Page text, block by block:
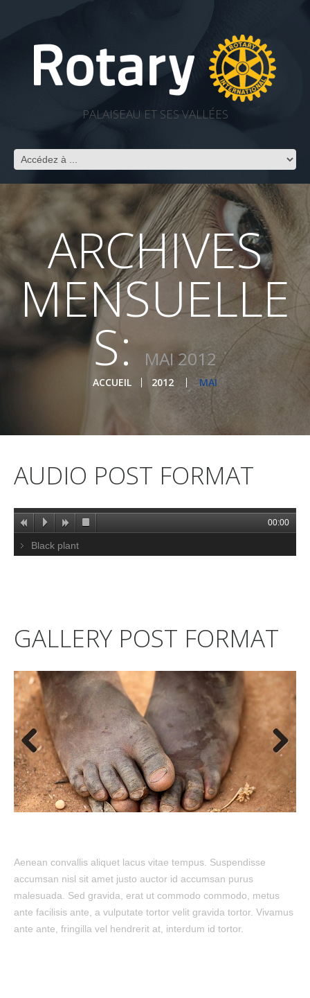
PALAISEAU ET SES VALLÉES
ARCHIVES
MENSUELLE
S: MAI 2012
ACCUEIL 2012 MAI
AUDIO POST FORMAT
00:00
Black plant
GALLERY POST FORMAT
Previous
Aenean convallis aliquet lacus vitae tempus. Suspendisse
accumsan nisl sit amet justo auctor id accumsan purus
malesuada. Sed gravida, erat ut commodo commodo, metus
ante facilisis ante, a vulputate tortor velit gravida tortor. Vivamus
ante ante, fringilla vel hendrerit at, interdum id tortor.